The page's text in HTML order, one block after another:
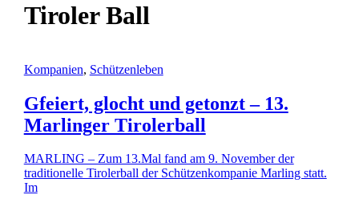
Tiroler Ball
Kompanien, Schützenleben
Gfeiert, glocht und getonzt – 13.
Marlinger Tirolerball
MARLING – Zum 13.Mal fand am 9. November der
traditionelle Tirolerball der Schützenkompanie Marling statt.
Im